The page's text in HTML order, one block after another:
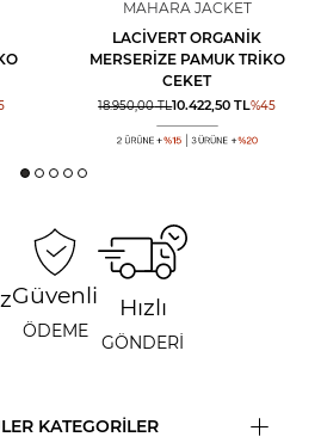
MAHARA JACKET
LACIVERT ORGANIK
MERSERIZE PAMUK TRIKO
CEKET
18.950,00TL10.422,50 TL%45
Güvenli
ÖDEME
Hızlı
GÖNDERİ
KATEGORİLER